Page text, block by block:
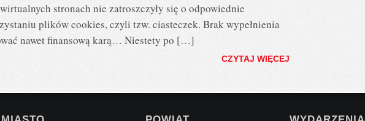
stronach nie zatroszczyły się o odpowiednie
plików cookies, czyli tzw. ciasteczek. Brak wypełnienia
nawet finansową karą… Niestety po […]
CZYTAJ WIĘCEJ